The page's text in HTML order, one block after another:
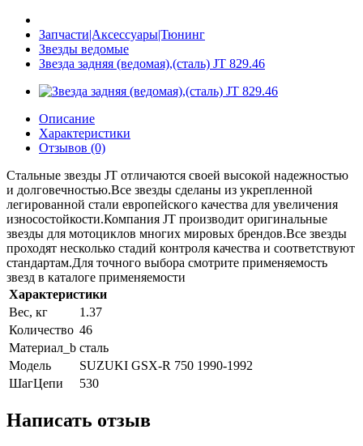
Запчасти|Аксессуары|Тюнинг
Звезды ведомые
Звезда задняя (ведомая),(сталь) JT 829.46
Описание
Характеристики
Отзывов (0)
Стальные звезды JT отличаются своей высокой надежностью
и долговечностью.Все звезды сделаны из укрепленной
легированной стали европейского качества для увеличения
износостойкости.Компания JT производит оригинальные
звезды для мотоциклов многих мировых брендов.Все звезды
проходят несколько стадий контроля качества и соответствуют
стандартам.Для точного выбора смотрите применяемость
звезд в каталоге применяемости
Характеристики
Вес, кг
1.37
Количество 46
Материал_b сталь
Модель
SUZUKI GSX-R 750 1990-1992
ШагЦепи
530
Написать отзыв